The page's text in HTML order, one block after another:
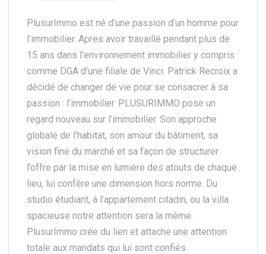
PlusurImmo est né d’une passion d’un homme pour
l’immobilier. Apres avoir travaillé pendant plus de
15 ans dans l’environnement immobilier y compris
comme DGA d’une filiale de Vinci. Patrick Recroix a
décidé de changer de vie pour se consacrer à sa
passion : l’immobilier. PLUSURIMMO pose un
regard nouveau sur l’immobilier. Son approche
globale de l’habitat, son amour du bâtiment, sa
vision fine du marché et sa façon de structurer
l’offre par la mise en lumière des atouts de chaque
lieu, lui confère une dimension hors norme. Du
studio étudiant, à l’appartement citadin, ou la villa
spacieuse notre attention sera la même.
PlusurImmo crée du lien et attache une attention
totale aux mandats qui lui sont confiés.